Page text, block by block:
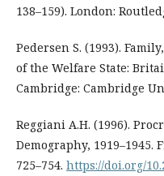
138–159). London:
Pedersen S. (1993).
of the Welfare State:
Cambridge: Cambridge
Reggiani A.H. (1996).
Demography, 1919–1945.
725–754. https://doi.org/